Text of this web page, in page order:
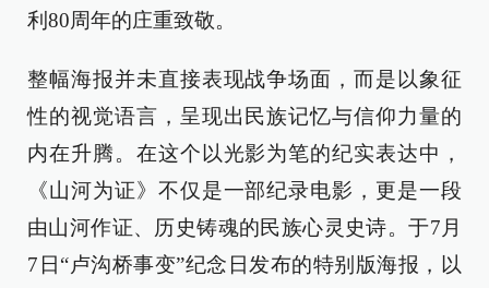
利80周年的庄重致敬。
整幅海报并未直接表现战争场面，而是以象征
性的视觉语言，呈现出民族记忆与信仰力量的
内在升腾。在这个以光影为笔的纪实表达中，
《山河为证》不仅是一部纪录电影，更是一段
由山河作证、历史铸魂的民族心灵史诗。于7月
7日“卢沟桥事变”纪念日发布的特别版海报，以